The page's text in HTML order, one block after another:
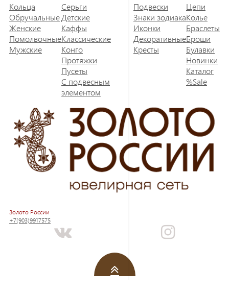
Кольца
Обручальные
Женские
Помолвочные
Мужские
Серьги
Детские
Каффы
Классические
Конго
Протяжки
Пусеты
С подвесным
элементом
Подвески
Знаки зодиака
Иконки
Декоративные
Кресты
Цепи
Колье
Браслеты
Броши
Булавки
Новинки
Каталог
%Sale
Золото России
+7(903)9917575